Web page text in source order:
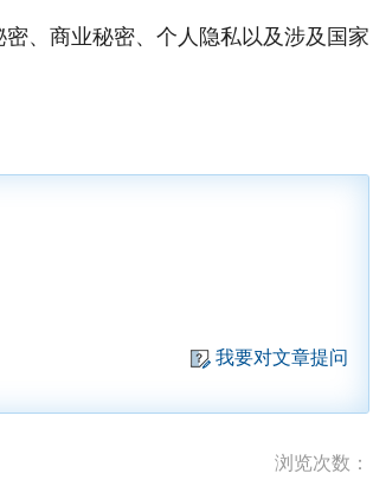
、商业秘密、个人隐私以及涉及国家
我要对文章提问
浏览次数：